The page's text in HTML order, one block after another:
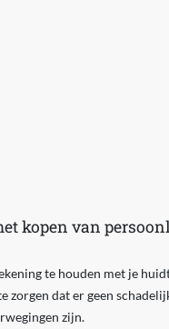
kopen van
te houden met je
zorgen dat er geen
zijn.